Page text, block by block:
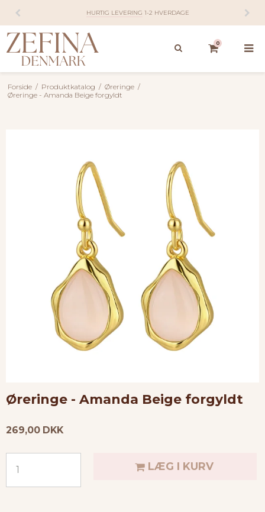
HURTIG LEVERING 1-2 HVERDAGE
0
Forside / Produktkatalog / Øreringe /
Øreringe - Amanda Beige forgyldt
Øreringe - Amanda Beige forgyldt
269,00 DKK
LÆG I KURV